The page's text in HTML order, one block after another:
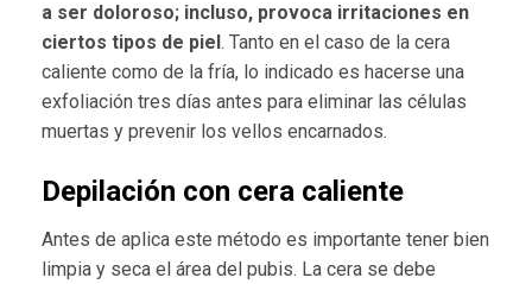
a ser doloroso; incluso, provoca irritaciones en
ciertos tipos de piel . Tanto en el caso de la cera
caliente como de la fría, lo indicado es hacerse una
exfoliación tres días antes para eliminar las células
muertas y prevenir los vellos encarnados.
Depilación con cera caliente
Antes de aplica este método es importante tener bien
limpia y seca el área del pubis. La cera se debe